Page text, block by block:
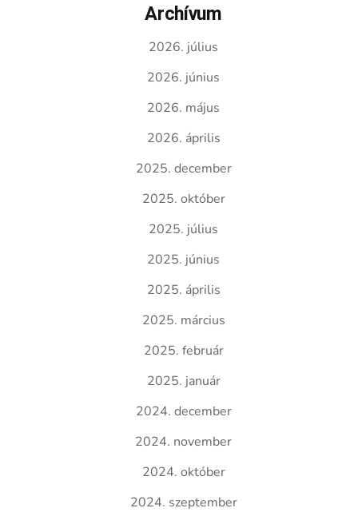
Archívum
2026. július
2026. június
2026. május
2026. április
2025. december
2025. október
2025. július
2025. június
2025. április
2025. március
2025. február
2025. január
2024. december
2024. november
2024. október
2024. szeptember